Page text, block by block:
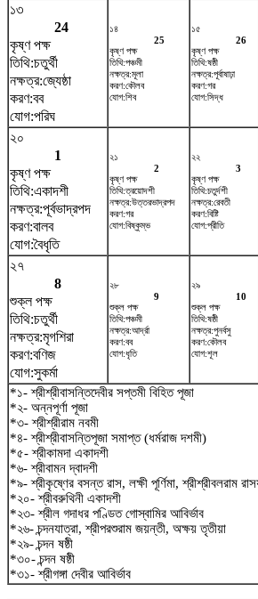
১৩
24
কৃষ্ণ পক্ষ
তিথি:চতুর্থী
নক্ষত্র:জ্যেষ্ঠা
করণ:বব
যোগ:পরিঘ
১৪
25
কৃষ্ণ পক্ষ
তিথি:পঞ্চমী
নক্ষত্র:মূলা
করণ:কৌলব
যোগ:শিব
১৫
26
কৃষ্ণ পক্ষ
তিথি:ষষ্ঠী
নক্ষত্র:পূর্বাষাঢ়া
করণ:গর
যোগ:সিদ্ধ
২০
1
কৃষ্ণ পক্ষ
তিথি:একাদশী
নক্ষত্র:পূর্বভাদ্রপদ
করণ:বালব
যোগ:বৈধৃতি
২১
2
কৃষ্ণ পক্ষ
তিথি:ত্রয়োদশী
নক্ষত্র:উত্তরভাদ্রপদ
করণ:গর
যোগ:বিষ্কুম্ভ
২২
3
কৃষ্ণ পক্ষ
তিথি:চতুর্দশী
নক্ষত্র:রেবতী
করণ:বিষ্টি
যোগ:প্রীতি
২৭
8
শুক্ল পক্ষ
তিথি:চতুর্থী
নক্ষত্র:মৃগশিরা
করণ:বণিজ
যোগ:সুকর্মা
২৮
9
শুক্ল পক্ষ
তিথি:পঞ্চমী
নক্ষত্র:আর্দ্রা
করণ:বব
যোগ:ধৃতি
২৯
10
শুক্ল পক্ষ
তিথি:ষষ্ঠী
নক্ষত্র:পুনর্বসু
করণ:কৌলব
যোগ:শূল
*১- শ্রীশ্রীবাসন্তিদেবীর সপ্তমী বিহিত পূজা
*২- অন্নপূর্ণা পূজা
*৩- শ্রীশ্রীরাম নবমী
*৪- শ্রীশ্রীবাসন্তিপূজা সমাপ্ত (ধর্মরাজ দশমী)
*৫- শ্রীকামদা একাদশী
*৬- শ্রীবামন দ্বাদশী
*৯- শ্রীকৃষ্ণের বসন্ত রাস, লক্ষী পূর্ণিমা, শ্রীশ্রীবলরাম
*২০- শ্রীবরুথিনী একাদশী
*২৩- শ্রীল গদাধর পণ্ডিত গোস্বামির আবির্ভাব
*২৬- চন্দনযাত্রা, শ্রীপরশুরাম জয়ন্তী, অক্ষয় তৃতীয়া
*২৯- চন্দন ষষ্ঠী
*৩০- চন্দন ষষ্ঠী
*৩১- শ্রীগঙ্গা দেবীর আবির্ভাব